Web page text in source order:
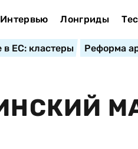
Интервью Лонгриды
в ЕС: кластеры Реформа